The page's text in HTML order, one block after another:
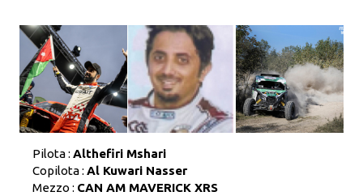
Pilota : Althefiri Mshari
Copilota : Al Kuwari Nasser
Mezzo : CAN AM MAVERICK XRS